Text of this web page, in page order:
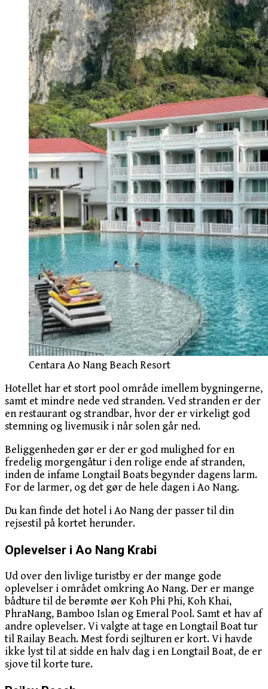
Centara Ao Nang Beach Resort
Hotellet har et stort pool område imellem bygningerne,
samt et mindre nede ved stranden. Ved stranden er der
en restaurant og strandbar, hvor der er virkeligt god
stemning og livemusik i når solen går ned.
Beliggenheden gør er der er god mulighed for en
fredelig morgengåtur i den rolige ende af stranden,
inden de infame Longtail Boats begynder dagens larm.
For de larmer, og det gør de hele dagen i Ao Nang.
Du kan finde det hotel i Ao Nang der passer til din
rejsestil på kortet herunder.
Oplevelser i Ao Nang Krabi
Ud over den livlige turistby er der mange gode
oplevelser i området omkring Ao Nang. Der er mange
bådture til de berømte øer Koh Phi Phi, Koh Khai,
PhraNang, Bamboo Islan og Emeral Pool. Samt et hav af
andre oplevelser. Vi valgte at tage en Longtail Boat tur
til Railay Beach. Mest fordi sejlturen er kort. Vi havde
ikke lyst til at sidde en halv dag i en Longtail Boat, de er
sjove til korte ture.